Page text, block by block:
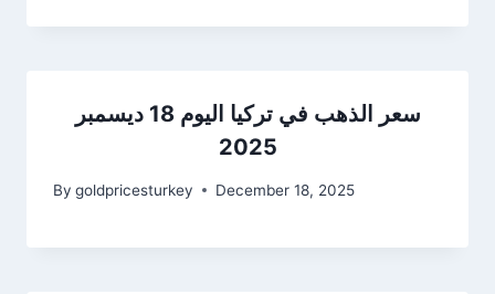
سعر الذهب في تركيا اليوم 18 ديسمبر
2025
By goldpricesturkey December 18, 2025